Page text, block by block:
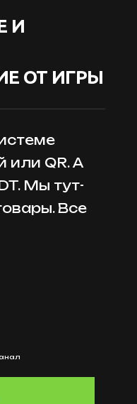
И
ОТ ИГРЫ
или QR. А
Мы тут-
Все